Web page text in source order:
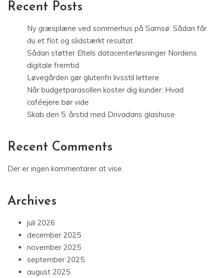
Recent Posts
Ny græsplæne ved sommerhus på Samsø: Sådan får
du et flot og slidstærkt resultat
Sådan støtter Eltels datacenterløsninger Nordens
digitale fremtid
Løvegården gør glutenfri livsstil lettere
Når budgetparasollen koster dig kunder: Hvad
caféejere bør vide
Skab den 5. årstid med Drivadans glashuse
Recent Comments
Der er ingen kommentarer at vise.
Archives
juli 2026
december 2025
november 2025
september 2025
august 2025